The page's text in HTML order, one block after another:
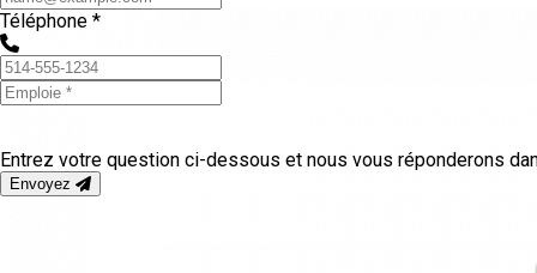
Téléphone *
Entrez votre question ci-dessous et nous vous réponderons
Envoyez